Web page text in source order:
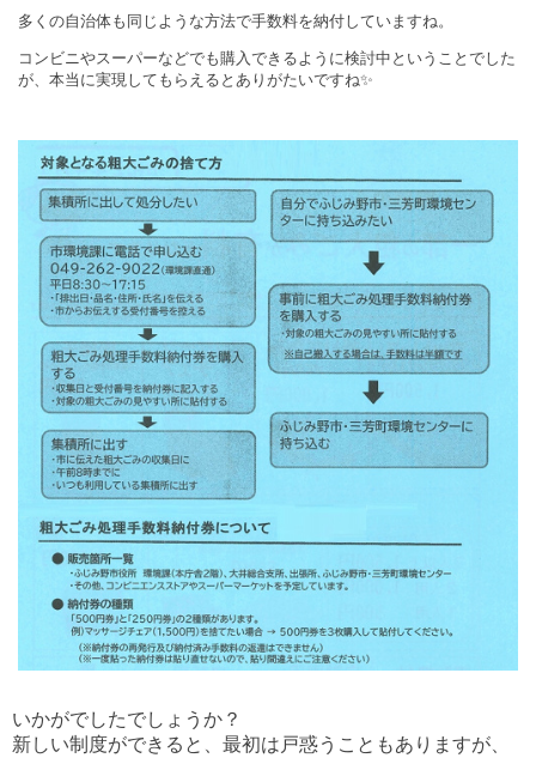
多くの自治体も同じような方法で手数料を納付していますね。
コンビニやスーパーなどでも購入できるように検討中ということでした
が、本当に実現してもらえるとありがたいですね✨
いかがでしたでしょうか？
新しい制度ができると、最初は戸惑うこともありますが、